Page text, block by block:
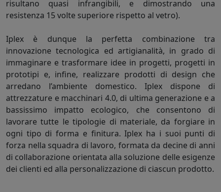
risultano quasi infrangibili, e dimostrando una
resistenza 15 volte superiore rispetto al vetro).
Iplex è dunque la perfetta combinazione tra
innovazione tecnologica ed artigianalità, in grado di
immaginare e trasformare idee in progetti, progetti in
prototipi e, infine, realizzare prodotti di design che
arredano l’ambiente domestico. Iplex dispone di
attrezzature e macchinari 4.0, di ultima generazione e a
bassissimo impatto ecologico, che consentono di
lavorare tutte le tipologie di materiale, da forgiare in
ogni tipo di forma e finitura. Iplex ha i suoi punti di
forza nella squadra di lavoro, formata da decine di anni
di collaborazione orientata alla soluzione delle esigenze
dei clienti ed alla personalizzazione di ciascun prodotto.